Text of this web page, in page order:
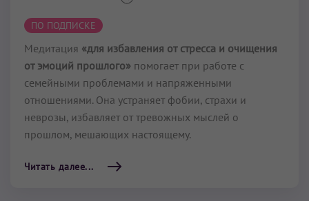
ПО ПОДПИСКЕ
Медитация «для избавления от стресса и очищения
от эмоций прошлого» помогает при работе с
семейными проблемами и напряженными
отношениями. Она устраняет фобии, страхи и
неврозы, избавляет от тревожных мыслей о
прошлом, мешающих настоящему.
Читать далее...